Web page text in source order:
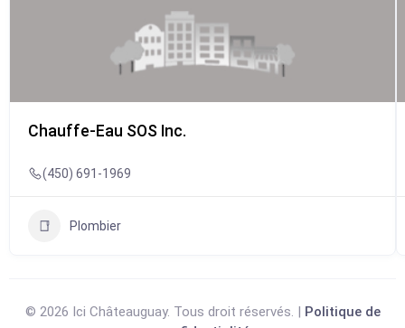
Chauffe-Eau SOS Inc.
(450) 691-1969
Plombier
© 2026 Ici Châteauguay. Tous droit réservés. | Politique de